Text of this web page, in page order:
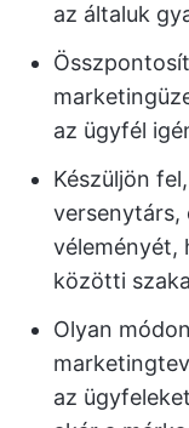
az általuk
az ügyfél
Készüljön
versenytárs,
véleményét,
közötti
Olyan
az